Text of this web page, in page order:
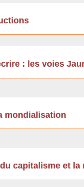
: les voies
mondialisation
capitalisme et la